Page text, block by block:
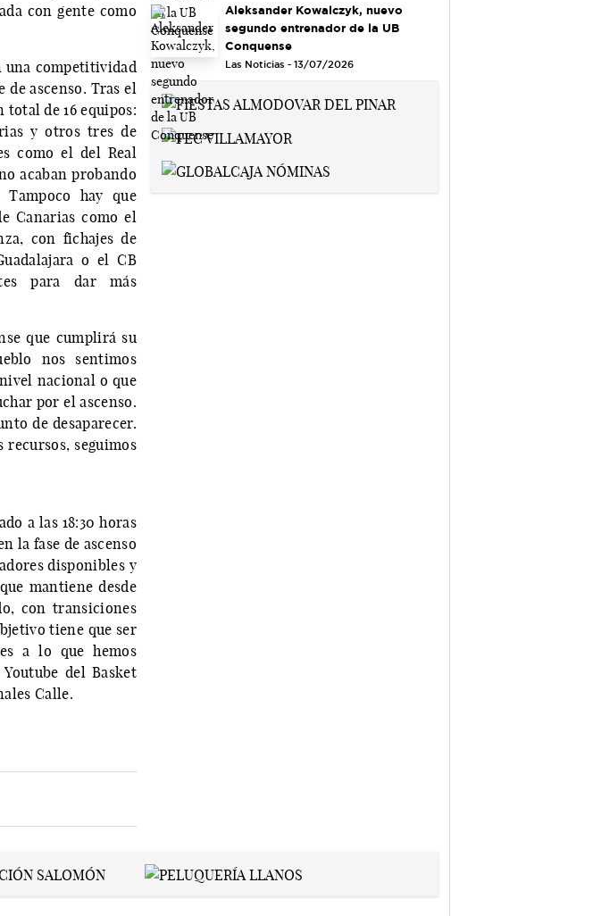
con gente como
una competitividad
de ascenso. Tras el
de 16 equipos:
y otros tres de
como el del Real
acaban probando
hay que
Canarias como el
con fichajes de
o el CB
para dar más
que cumplirá su
nos sentimos
nacional o que
por el ascenso.
de desaparecer.
seguimos
a las 18:30 horas
la fase de ascenso
disponibles y
mantiene desde
con transiciones
tiene que ser
a lo que hemos
del Basket
Calle.
Aleksander Kowalczyk, nuevo
segundo entrenador de la UB
Conquense
Las Noticias - 13/07/2026